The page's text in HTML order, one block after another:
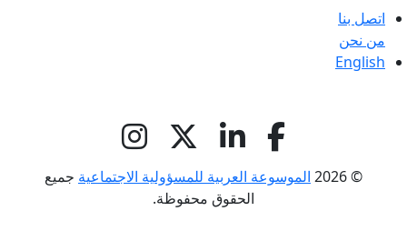
اتصل بنا
من نحن
English
© 2026 الموسوعة العربية للمسؤولية الاجتماعية جميع
الحقوق محفوظة.